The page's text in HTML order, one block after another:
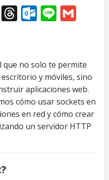
ViberThreads
Line
que no solo te permite
y móviles, sino
aplicaciones web.
cómo usar sockets en
en red y cómo crear
un servidor HTTP